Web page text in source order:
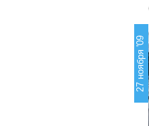
27 ноября '09